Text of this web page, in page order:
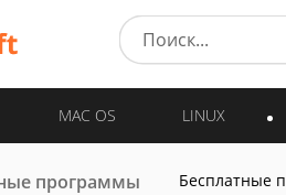
MAC OS LINUX
программы Бесплатные